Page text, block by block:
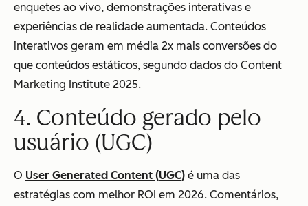
enquetes ao vivo, demonstrações interativas e
experiências de realidade aumentada. Conteúdos
interativos geram em média 2x mais conversões do
que conteúdos estáticos, segundo dados do Content
Marketing Institute 2025.
4. Conteúdo gerado pelo
usuário (UGC)
O User Generated Content (UGC) é uma das
estratégias com melhor ROI em 2026. Comentários,